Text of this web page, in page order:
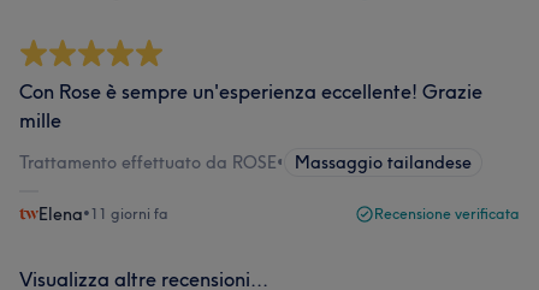
Con Rose è sempre un'esperienza eccellente! Grazie
mille
Trattamento effettuato da ROSE• Massaggio tailandese
Elena•11 giorni fa Recensione verificata
Visualizza altre recensioni...